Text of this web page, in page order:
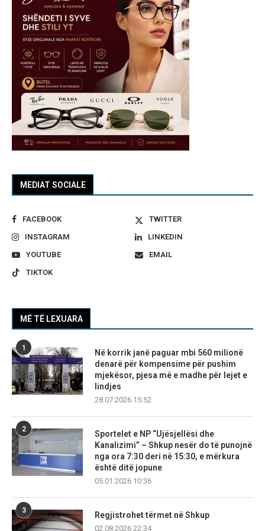
MEDIAT SOCIALE
FACEBOOK
TWITTER
INSTAGRAM
LINKEDIN
YOUTUBE
EMAIL
TIKTOK
MË TË LEXUARA
1
Në korrik janë paguar mbi 560 milionë
denarë për kompensime për pushim
mjekësor, pjesa më e madhe për lejet e
lindjes
28.07.2026 15:52
2
Sportelet e NP “Ujësjellësi dhe
Kanalizimi” – Shkup nesër do të punojnë
nga ora 7:30 deri në 15:30, e mërkura
është ditë jopune
05.01.2026 10:36
3
Regjistrohet tërmet në Shkup
02.08.2026 22:34